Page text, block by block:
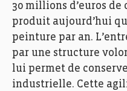
30 millions d’euros
produit aujourd’hui
peinture par an.
par une structure
lui permet de
industrielle. Cette